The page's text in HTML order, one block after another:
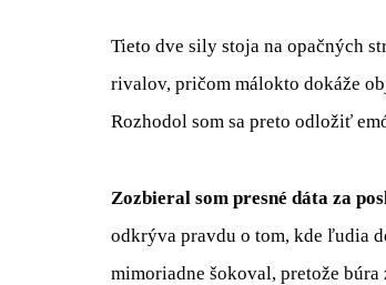
Tieto dve sily stoja na opačných
rivalov, pričom málokto dokáže
Rozhodol som sa preto odložiť
Zozbieral som presné dáta za
odkrýva pravdu o tom, kde ľudia
mimoriadne šokoval, pretože